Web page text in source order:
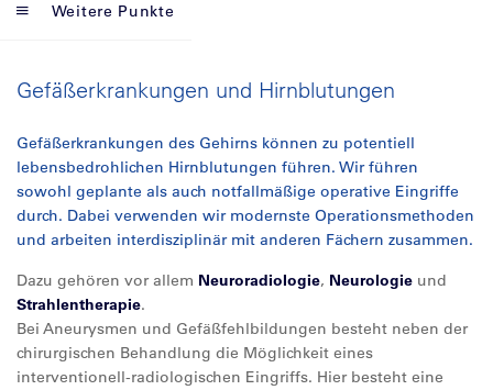
Weitere Punkte
Gefäßerkrankungen und Hirnblutungen
Gefäßerkrankungen des Gehirns können zu potentiell
lebensbedrohlichen Hirnblutungen führen. Wir führen
sowohl geplante als auch notfallmäßige operative Eingriffe
durch. Dabei verwenden wir modernste Operationsmethoden
und arbeiten interdisziplinär mit anderen Fächern zusammen.
Dazu gehören vor allem Neuroradiologie, Neurologie und
Strahlentherapie.
Bei Aneurysmen und Gefäßfehlbildungen besteht neben der
chirurgischen Behandlung die Möglichkeit eines
interventionell-radiologischen Eingriffs. Hier besteht eine